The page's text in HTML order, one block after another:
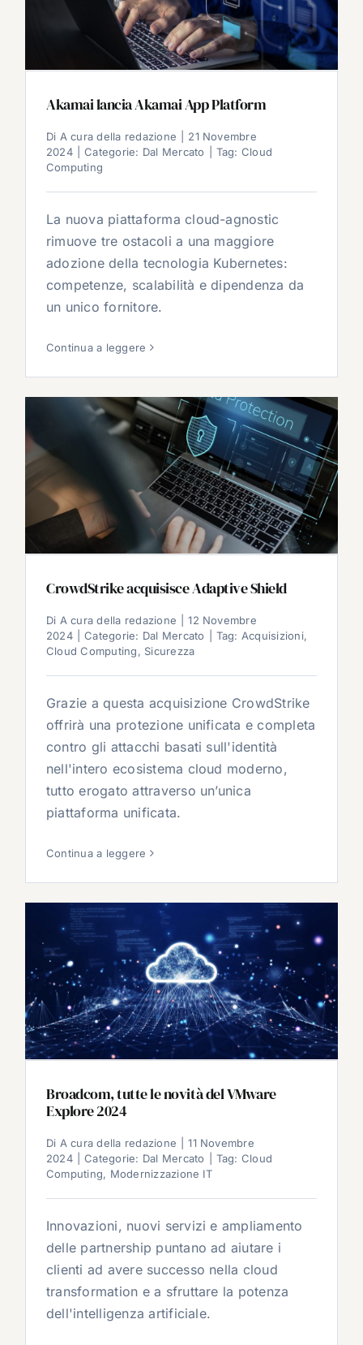
Akamai lancia Akamai App Platform
Di A cura della redazione
21 Novembre
2024
Categorie: Dal Mercato Tag: Cloud
Computing
La nuova piattaforma cloud-agnostic
rimuove tre ostacoli a una maggiore
adozione della tecnologia Kubernetes:
competenze, scalabilità e dipendenza da
un unico fornitore.
Continua a leggere
CrowdStrike acquisisce Adaptive Shield
Di A cura della redazione
12 Novembre
2024
Categorie: Dal Mercato Tag: Acquisizioni,
Cloud Computing, Sicurezza
Grazie a questa acquisizione CrowdStrike
offrirà una protezione unificata e completa
contro gli attacchi basati sull'identità
nell'intero ecosistema cloud moderno,
tutto erogato attraverso un’unica
piattaforma unificata.
Continua a leggere
Broadcom, tutte le novità del VMware
Explore 2024
Di A cura della redazione
11 Novembre
2024
Categorie: Dal Mercato Tag: Cloud
Computing, Modernizzazione IT
Innovazioni, nuovi servizi e ampliamento
delle partnership puntano ad aiutare i
clienti ad avere successo nella cloud
transformation e a sfruttare la potenza
dell'intelligenza artificiale.